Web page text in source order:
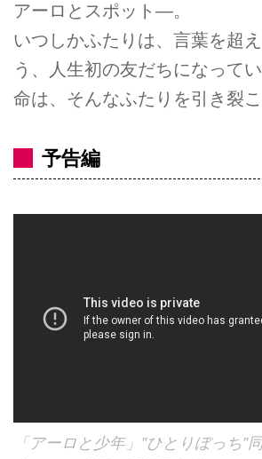
アーロとスポット―。
いつしかふたりは、言葉を超
う、人生初の友だちになって
命は、そんなふたりを引き裂こ
予告編
「アーロと少年」”ひとりぼっち”